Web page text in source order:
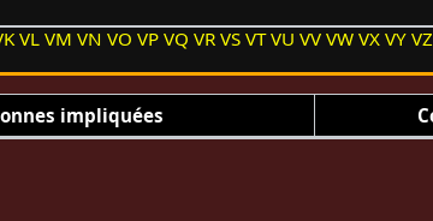
VL VM VN VO VP VQ VR VS VT VU VV VW VX VY VZ
impliquées